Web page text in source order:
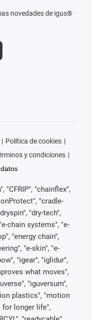
novedades de igus®
Política de cookies
y condiciones
"CFRIP", "chainflex",
"cradle-
"dry-tech",
chain systems", "e-
"energy chain",
"e-skin", "e-
"igear", "iglidur",
what moves",
"iguversum",
plastics", "motion
for longer life",